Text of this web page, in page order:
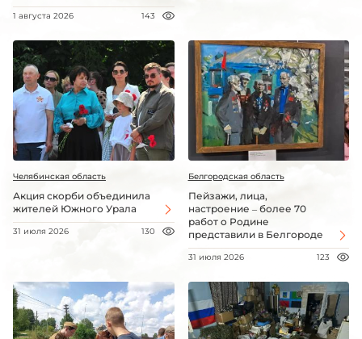
1 августа 2026 143
Челябинская область
Акция скорби объединила
жителей Южного Урала
31 июля 2026 130
Белгородская область
Пейзажи, лица,
настроение – более 70
работ о Родине
представили в Белгороде
31 июля 2026 123